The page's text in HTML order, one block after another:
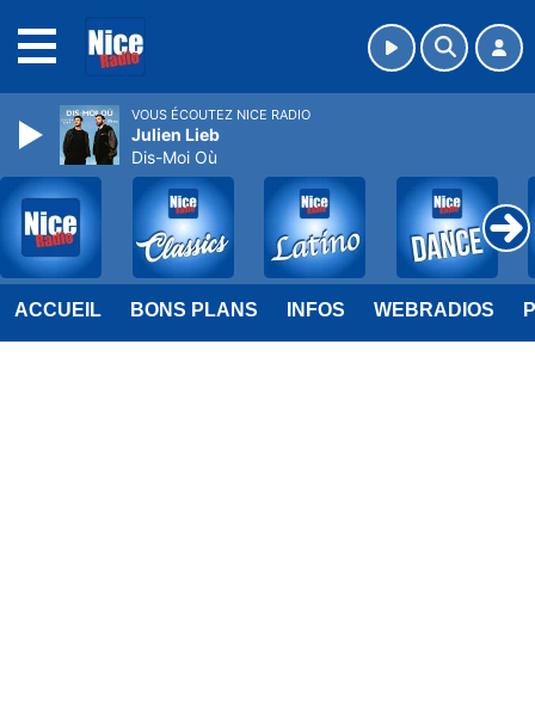
ACCUEIL BONS PLANS INFOS WEBRADIOS
VOUS ÉCOUTEZ NICE RADIO
Julien Lieb
Dis-Moi Où